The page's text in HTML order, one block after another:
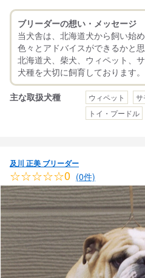
ブリーダーの想い・メッセージ
当犬舎は、北海道犬から飼い始
色々とアドバイスができるかと思
北海道犬、柴犬、ウィペット、
主な取扱犬種 ウィペット サ
トイ・プードル
及川 正美 ブリーダー
☆☆☆☆☆0 (0件)